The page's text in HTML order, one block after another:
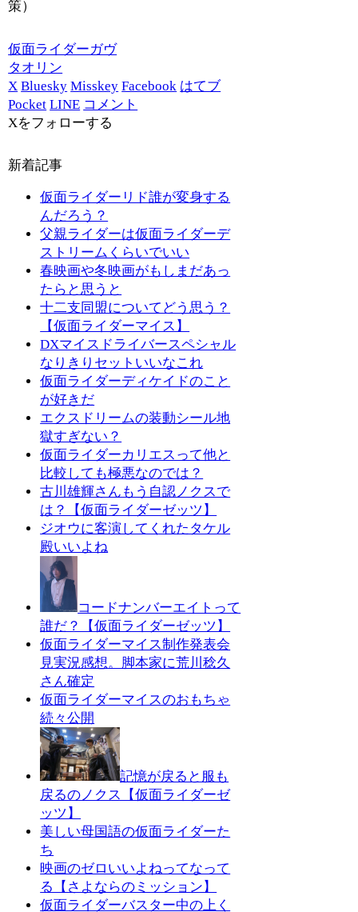
策）
仮面ライダーガヴ
タオリン
X Bluesky Misskey Facebook はてブ
Pocket LINE コメント
Xをフォローする
新着記事
仮面ライダーリド誰が変身する
んだろう？
父親ライダーは仮面ライダーデ
ストリームくらいでいい
春映画や冬映画がもしまだあっ
たらと思うと
十二支同盟についてどう思う？
【仮面ライダーマイス】
DXマイスドライバースペシャル
なりきりセットいいなこれ
仮面ライダーディケイドのこと
が好きだ
エクスドリームの装動シール地
獄すぎない？
仮面ライダーカリエスって他と
比較しても極悪なのでは？
古川雄輝さんもう自認ノクスで
は？【仮面ライダーゼッツ】
ジオウに客演してくれたタケル
殿いいよね
コードナンバーエイトって
誰だ？【仮面ライダーゼッツ】
仮面ライダーマイス制作発表会
見実況感想。脚本家に荒川稔久
さん確定
仮面ライダーマイスのおもちゃ
続々公開
記憶が戻ると服も
戻るのノクス【仮面ライダーゼ
ッツ】
美しい母国語の仮面ライダーた
ち
映画のゼロいいよねってなって
る【さよならのミッション】
仮面ライダーバスター中の上く